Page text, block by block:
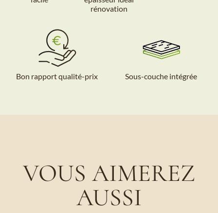
rénovation
Bon rapport qualité-prix Sous-couche intégrée
VOUS AIMEREZ
AUSSI